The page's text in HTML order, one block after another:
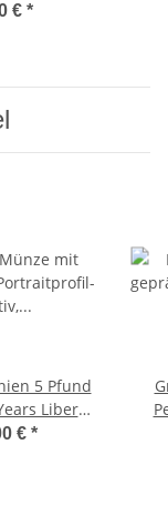
€ *
5 Pfund
Liberty
€ *